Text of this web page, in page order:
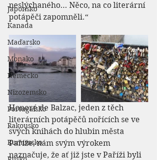
Japonsko
Kanada
Maďarsko
Monako
Německo
Nizozemsko
Portugalsko
Rakousko
Rumunsko
neslýchaného… Něco, na co literární
potápěči zapomněli.“
Honoré de Balzac, jeden z těch
literárních potápěčů nořících se ve
svých knihách do hlubin města
Paříže, nám svým výrokem
naznačuje, že ať již jste v Paříži byli